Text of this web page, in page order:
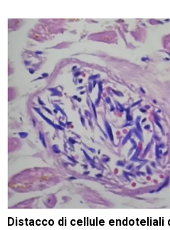
Distacco di cellule endoteliali